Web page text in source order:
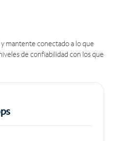
mantente conectado a lo que
de confiabilidad con los que